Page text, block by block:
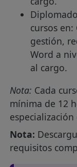
cursos
gestión,
Word a
al cargo.
Nota: Cada
mínima de 12
Nota:
requisitos